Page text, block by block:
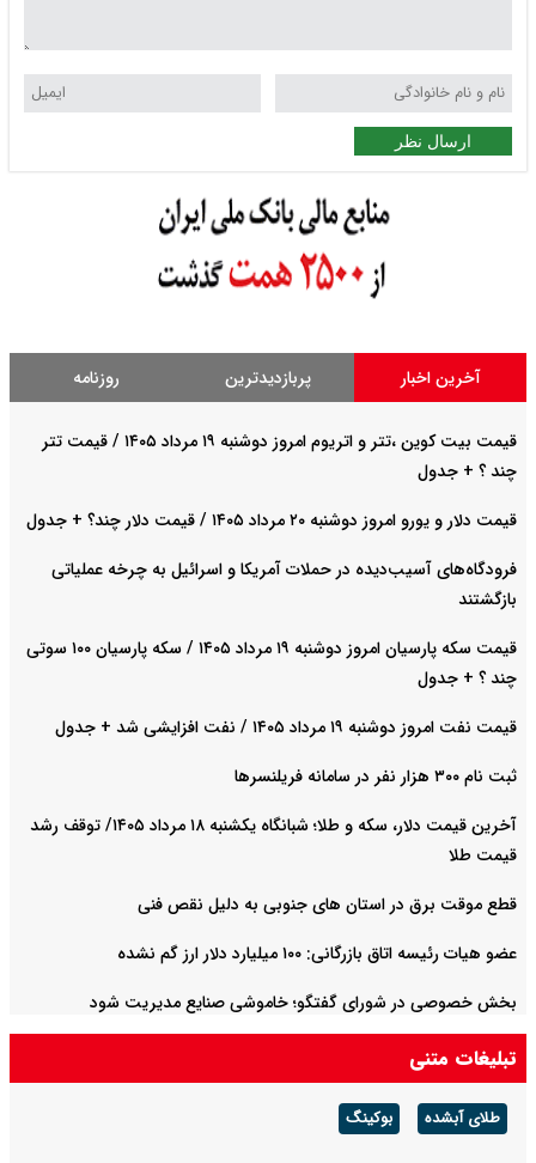
ارسال نظر
آخرین اخبار پربازدیدترین روزنامه
قیمت بیت کوین ،تتر و اتریوم امروز دوشنبه ۱۹ مرداد ۱۴۰۵ / قیمت تتر
چند ؟ + جدول
قیمت دلار و یورو امروز دوشنبه ۲۰ مرداد ۱۴۰۵ / قیمت دلار چند؟ + جدول
فرودگاه‌های آسیب‌دیده در حملات آمریکا و اسرائیل به چرخه عملیاتی
بازگشتند
قیمت سکه پارسیان امروز دوشنبه ۱۹ مرداد ۱۴۰۵ / سکه پارسیان ۱۰۰ سوتی
چند ؟ + جدول
قیمت نفت امروز دوشنبه ۱۹ مرداد ۱۴۰۵ / نفت افزایشی شد + جدول
ثبت نام ۳۰۰ هزار نفر در سامانه فریلنسرها
آخرین قیمت دلار، سکه و طلا؛ شبانگاه یکشنبه ۱۸ مرداد ۱۴۰۵/ توقف رشد
قیمت طلا
قطع موقت برق در استان های جنوبی به دلیل نقص فنی
عضو هیات رئیسه اتاق بازرگانی: ۱۰۰ میلیارد دلار ارز گم نشده
بخش خصوصی در شورای گفتگو؛ خاموشی صنایع مدیریت شود
تبلیغات متنی
طلای آبشده بوکینگ